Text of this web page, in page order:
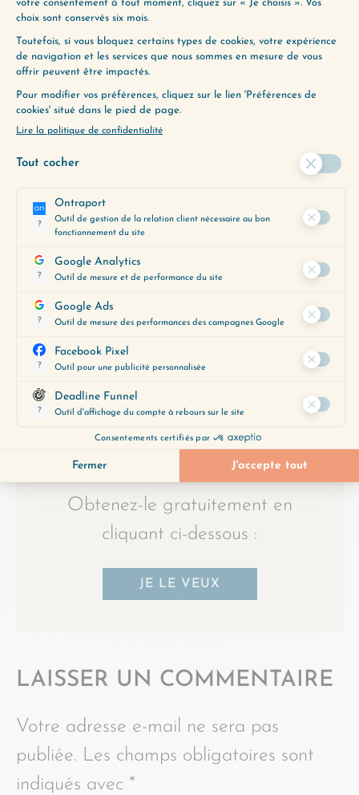
PLAIRE OU ÊTRE LIBRE (REDIFFUSION)
ENVIE D’ALLER PLUS
Utilisez notre Guide d’Écoute, un
outil précieux pour vous aider à
découvrir les épisodes qui
correspondent le mieux à vos
préoccupations du moment.
Obtenez-le gratuitement en
cliquant ci-dessous :
JE LE VEUX
LAISSER UN COMMENTAIRE
Votre adresse e-mail ne sera pas
publiée. Les champs obligatoires sont
indiqués avec *